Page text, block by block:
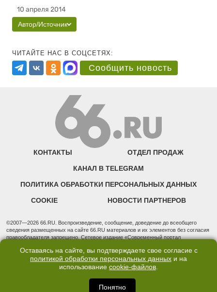
10 апреля 2014
Автор/Источник
ЧИТАЙТЕ НАС В СОЦСЕТЯХ:
Сообщить новость
КОНТАКТЫ ОТДЕЛ ПРОДАЖ
КАНАЛ В TELEGRAM
ПОЛИТИКА ОБРАБОТКИ ПЕРСОНАЛЬНЫХ ДАННЫХ
COOKIE НОВОСТИ ПАРТНЕРОВ
©2007—2026 66.RU. Воспроизведение, сообщение, доведение до всеобщего
сведения размещенных на сайте 66.RU материалов и их элементов без согласия
правообладателя запрещено. Сетевое издание «Современный портал
надзору в сфере связи, информационных технологий и массовых коммуникаций
(Роскомнадзор). Регистрационный номер ЭЛ № ФС 77 - 76634 от 02.09.2019
Учредитель: Общество с ограниченной ответственностью "66.ру". Юридический
3, оф. 7015 Фактический адрес редакции и отдела продаж: 620014, Свердловская
обл., г. Екатеринбург, ул. Бориса Ельцина, д. 3, оф. 7015, +7 (343) 288-50-66
Оставаясь на сайте, вы подтверждаете свое согласие с
политикой обработки персональных данных и на
использование cookie-файлов.
Понятно